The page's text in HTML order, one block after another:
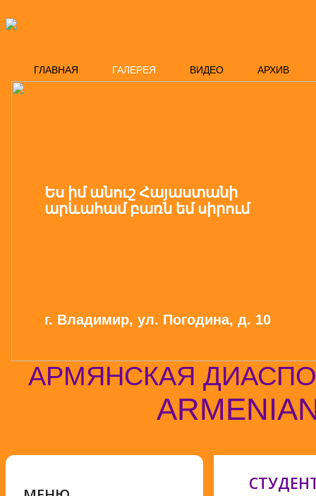
ГЛАВНАЯ ГАЛЕРЕЯ ВИДЕО АРХИВ
Ես իմ անուշ Հայաստանի
արևահամ բառն եմ սիրում
г. Владимир, ул. Погодина, д. 10
АРМЯНСКАЯ